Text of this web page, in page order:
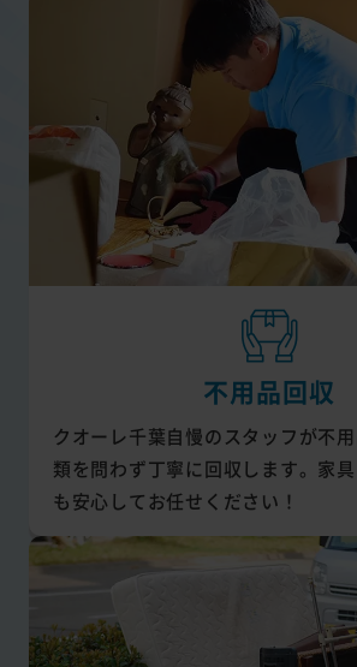
不用品回収
クオーレ千葉自慢のスタッフが不
類を問わず丁寧に回収します。家
も安心してお任せください！